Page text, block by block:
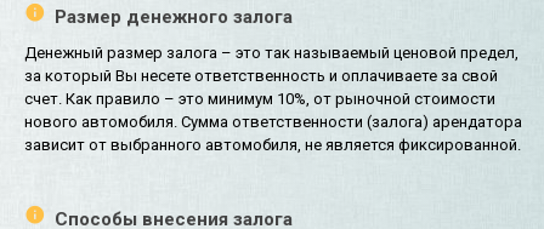
Размер денежного залога
Денежный размер залога – это так называемый ценовой предел,
за который Вы несете ответственность и оплачиваете за свой
счет. Как правило – это минимум 10%, от рыночной стоимости
нового автомобиля. Сумма ответственности (залога) арендатора
зависит от выбранного автомобиля, не является фиксированной.
Способы внесения залога